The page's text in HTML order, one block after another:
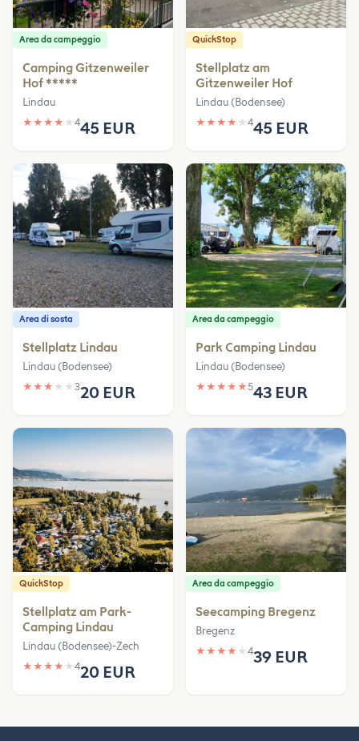
Area da campeggio
Camping Gitzenweiler
Hof *****
Lindau
★ ★ ★ ★ ★ 445 EUR
QuickStop
Stellplatz am
Gitzenweiler Hof
Lindau (Bodensee)
★ ★ ★ ★ ★ 445 EUR
Area di sosta
Stellplatz Lindau
Lindau (Bodensee)
★ ★ ★ ★ ★ 320 EUR
Area da campeggio
Park Camping Lindau
Lindau (Bodensee)
★ ★ ★ ★ ★543 EUR
QuickStop
Stellplatz am Park-
Camping Lindau
Lindau (Bodensee)-Zech
★ ★ ★ ★ ★ 420 EUR
Area da campeggio
Seecamping Bregenz
Bregenz
★ ★ ★ ★ ★ 439 EUR